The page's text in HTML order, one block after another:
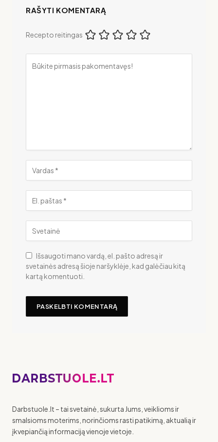
RAŠYTI KOMENTARĄ
Recepto reitingas
Išsaugoti mano vardą, el. pašto adresą ir
svetainės adresą šioje naršyklėje, kad galėčiau kitą
kartą komentuoti.
Darbstuole.lt – tai svetainė, sukurta Jums, veiklioms ir
smalsioms moterims, norinčioms rasti patikimą, aktualią ir
įkvepiančią informaciją vienoje vietoje.